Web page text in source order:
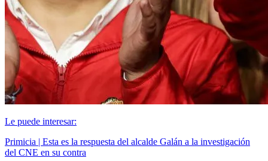
Le puede interesar:
Primicia | Esta es la respuesta del alcalde Galán a la investigación
del CNE en su contra